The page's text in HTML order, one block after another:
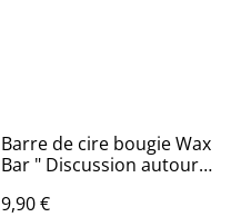
Barre de cire bougie Wax
Bar " Discussion autour
9,90 €